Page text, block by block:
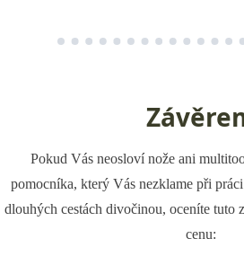
Pokud Vás neosloví nože ani
pomocníka, který Vás nezklame při
dlouhých cestách divočinou, oceníte tuto
cenu: